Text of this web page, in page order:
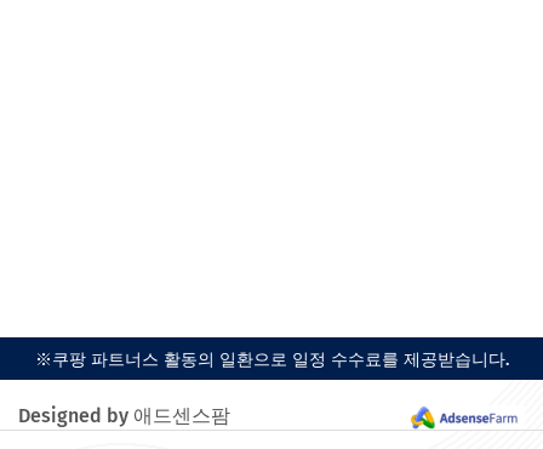
※쿠팡 파트너스 활동의 일환으로 일정 수수료를 제공받습니다.
Designed by 애드센스팜